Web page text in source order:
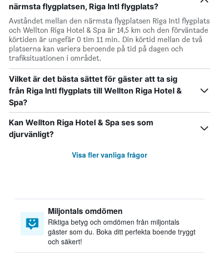
närmsta flygplatsen, Riga Intl flygplats?
Avståndet mellan den närmsta flygplatsen Riga Intl flygplats
och Wellton Riga Hotel & Spa är 14,5 km och den förväntade
körtiden är ungefär 0 tim 11 min. Din körtid mellan de två
platserna kan variera beroende på tid på dagen och
trafiksituationen i området.
Vilket är det bästa sättet för gäster att ta sig
från Riga Intl flygplats till Wellton Riga Hotel &
Spa?
Kan Wellton Riga Hotel & Spa ses som
djurvänligt?
Visa fler vanliga frågor
Miljontals omdömen
Riktiga betyg och omdömen från miljontals
gäster som du. Boka ditt perfekta boende tryggt
och säkert!